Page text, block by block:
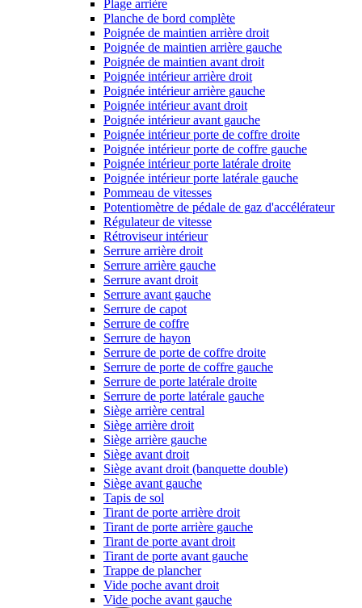
Plage arrière
Planche de bord complète
Poignée de maintien arrière droit
Poignée de maintien arrière gauche
Poignée de maintien avant droit
Poignée intérieur arrière droit
Poignée intérieur arrière gauche
Poignée intérieur avant droit
Poignée intérieur avant gauche
Poignée intérieur porte de coffre droite
Poignée intérieur porte de coffre gauche
Poignée intérieur porte latérale droite
Poignée intérieur porte latérale gauche
Pommeau de vitesses
Potentiomètre de pédale de gaz d'accélérateur
Régulateur de vitesse
Rétroviseur intérieur
Serrure arrière droit
Serrure arrière gauche
Serrure avant droit
Serrure avant gauche
Serrure de capot
Serrure de coffre
Serrure de hayon
Serrure de porte de coffre droite
Serrure de porte de coffre gauche
Serrure de porte latérale droite
Serrure de porte latérale gauche
Siège arrière central
Siège arrière droit
Siège arrière gauche
Siège avant droit
Siège avant droit (banquette double)
Siège avant gauche
Tapis de sol
Tirant de porte arrière droit
Tirant de porte arrière gauche
Tirant de porte avant droit
Tirant de porte avant gauche
Trappe de plancher
Vide poche avant droit
Vide poche avant gauche